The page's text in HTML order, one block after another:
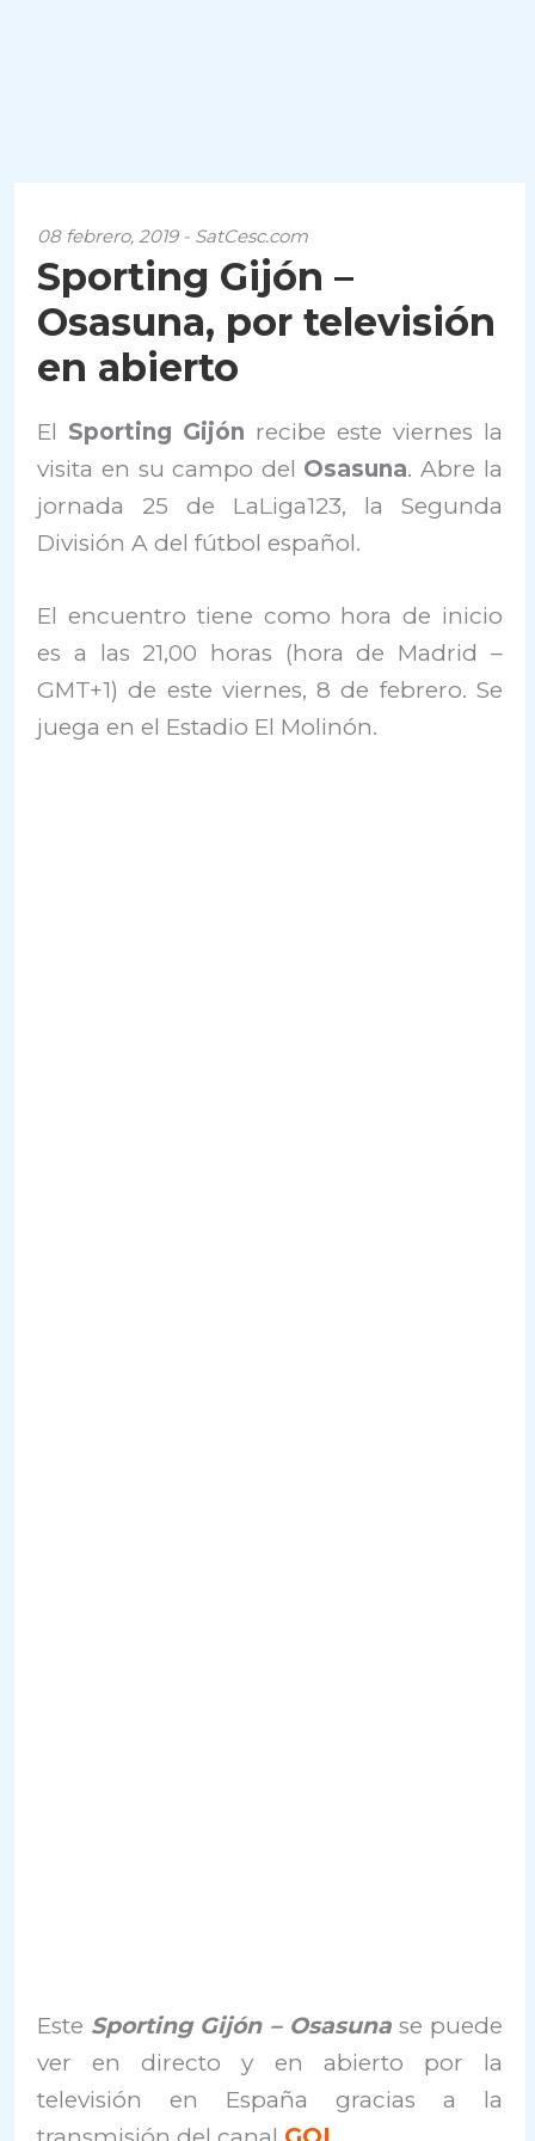
08 febrero, 2019 - SatCesc.com
Sporting Gijón –
Osasuna, por televisión
en abierto
El Sporting Gijón recibe este viernes la
visita en su campo del Osasuna. Abre la
jornada 25 de LaLiga123, la Segunda
División A del fútbol español.
El encuentro tiene como hora de inicio
es a las 21,00 horas (hora de Madrid –
GMT+1) de este viernes, 8 de febrero. Se
juega en el Estadio El Molinón.
Este Sporting Gijón – Osasunase puede
ver en directo y en abierto por la
televisión en España gracias a la